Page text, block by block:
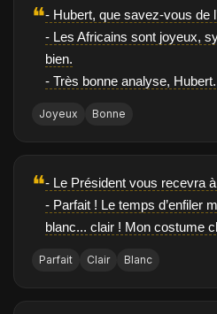
❝- Hubert, que savez-vous de
- Les Africains sont joyeux,
bien.
- Très bonne analyse, Hubert.
Joyeux Bonne
❝- Le Président vous recevra
- Parfait ! Le temps d’enfiler
blanc... clair ! Mon costume
Parfait Clair Blanc